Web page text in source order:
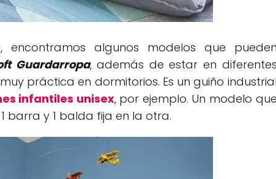
encontramos algunos modelos que pueden
Guardarropa, además de estar en diferentes
práctica en dormitorios. Es un guiño industrial
infantiles unisex, por ejemplo. Un modelo que
barra y 1 balda fija en la otra.